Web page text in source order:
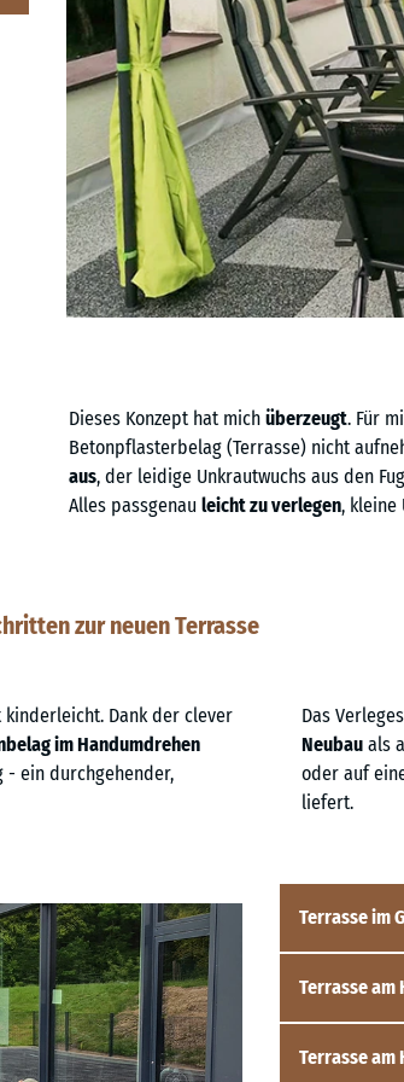
Dieses Konzept hat mich überzeugt. Für
Betonpflasterbelag (Terrasse) nicht
aus, der leidige Unkrautwuchs aus den
Alles passgenau leicht zu verlegen, kleine
zur neuen Terrasse
kinderleicht. Dank der clever
im Handumdrehen
- ein durchgehender,
Das
Neubau als
oder auf
liefert.
Terrasse im
Für eine
sogenannte
Besonders
Terrasse am
Bei
Terrasse am